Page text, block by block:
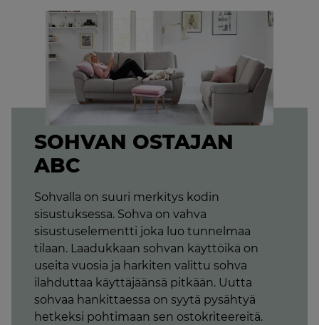
SOHVAN OSTAJAN
ABC
Sohvalla on suuri merkitys kodin
sisustuksessa. Sohva on vahva
sisustuselementti joka luo tunnelmaa
tilaan. Laadukkaan sohvan käyttöikä on
useita vuosia ja harkiten valittu sohva
ilahduttaa käyttäjäänsä pitkään. Uutta
sohvaa hankittaessa on syytä pysähtyä
hetkeksi pohtimaan sen ostokriteereitä.